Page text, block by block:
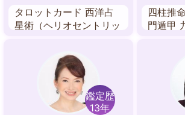
タロットカード 西洋占
星術（ヘリオセントリッ
カード ルーン 九星気学
ダウジング
四柱推
門遁甲
鑑定歴
13年